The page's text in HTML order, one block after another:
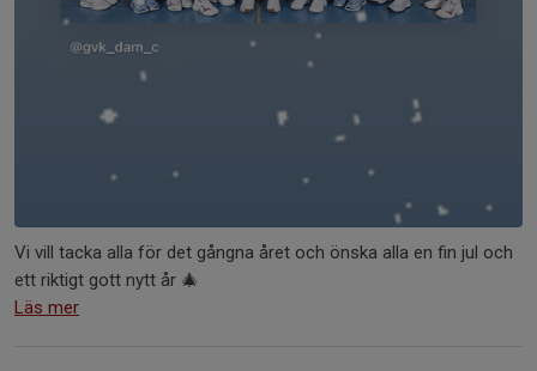
Vi vill tacka alla för det gångna året och önska alla en fin jul och
ett riktigt gott nytt år 🎄
Läs mer